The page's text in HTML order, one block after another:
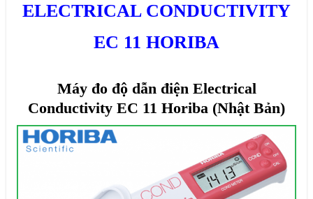
ELECTRICAL CONDUCTIVITY
EC 11 HORIBA
Máy đo độ dẫn điện Electrical
Conductivity EC 11 Horiba (Nhật Bản)